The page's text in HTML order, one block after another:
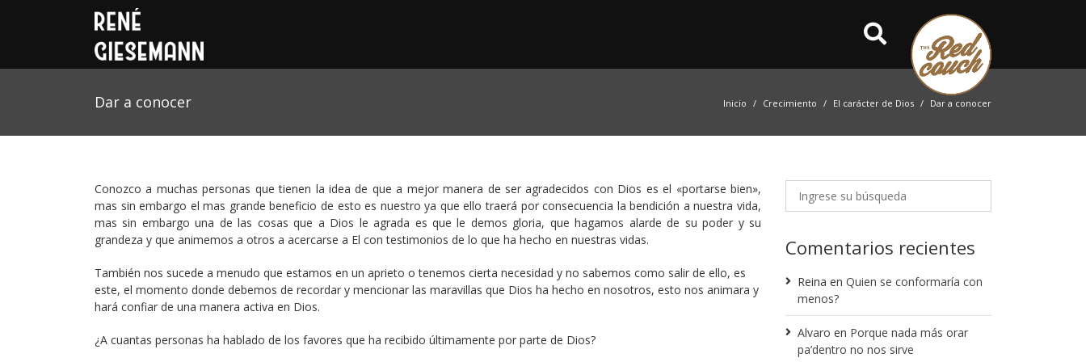
Dar a conocer Inicio Crecimiento El carácter de Dios Dar a conocer
Conozco a muchas personas que tienen la idea de que a mejor manera de ser agradecidos con Dios es el «portarse bien»,
mas sin embargo el mas grande beneficio de esto es nuestro ya que ello traerá por consecuencia la bendición a nuestra vida,
mas sin embargo una de las cosas que a Dios le agrada es que le demos gloria, que hagamos alarde de su poder y su
grandeza y que animemos a otros a acercarse a El con testimonios de lo que ha hecho en nuestras vidas.
También nos sucede a menudo que estamos en un aprieto o tenemos cierta necesidad y no sabemos como salir de ello, es
este, el momento donde debemos de recordar y mencionar las maravillas que Dios ha hecho en nosotros, esto nos animara y
hará confiar de una manera activa en Dios.
¿A cuantas personas ha hablado de los favores que ha recibido últimamente por parte de Dios?
Comentarios recientes
Reina en Quien se conformaría con
menos?
Alvaro en Porque nada más orar
pa’dentro no nos sirve